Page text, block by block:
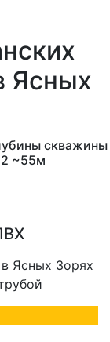
Ясных
скважины
2 ~55м